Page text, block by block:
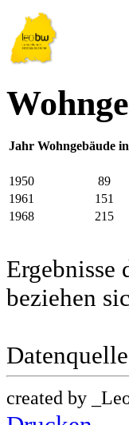
Jahr Wohngebäude
1950
89
1961
151
1968
215
Ergebnisse
beziehen
created by